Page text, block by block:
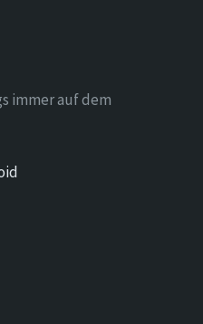
immer auf dem